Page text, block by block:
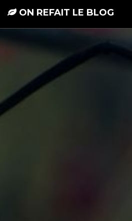
ON REFAIT LE BLOG